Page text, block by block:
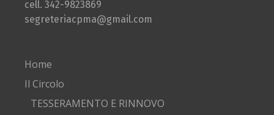
cell. 342-9823869
segreteriacpma@gmail.com
Home
Il Circolo
TESSERAMENTO E RINNOVO